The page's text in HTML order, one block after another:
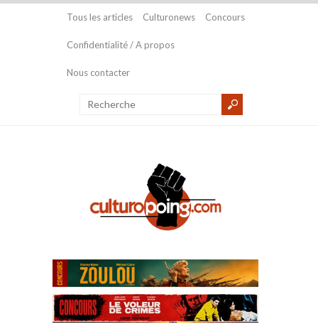
Tous les articles Culturonews Concours
Confidentialité / A propos
Nous contacter